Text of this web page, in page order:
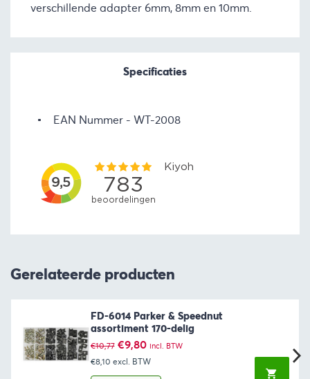
verschillende adapter 6mm, 8mm en 10mm.
Specificaties
EAN Nummer WT-2008
Gerelateerde producten
FD-6014 Parker & Speednut
assortiment 170-delig
€10,77 Oorspronkelijke
prijs
was:
€9,80Huidige
prijs
is:
incl. BTW
€8,10 excl. BTW